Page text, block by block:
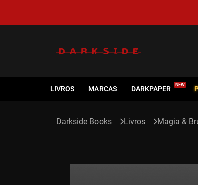
LIVROS MARCAS DARKPAPER
Livros Magia &